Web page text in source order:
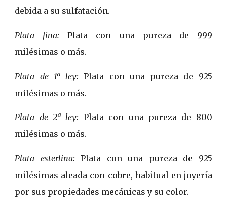
debida a su sulfatación.
Plata fina: Plata con una pureza de 999
milésimas o más.
Plata de 1ª ley: Plata con una pureza de 925
milésimas o más.
Plata de 2ª ley: Plata con una pureza de 800
milésimas o más.
Plata esterlina: Plata con una pureza de 925
milésimas aleada con cobre, habitual en joyería
por sus propiedades mecánicas y su color.